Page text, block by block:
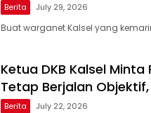
Berita July 29, 2026
Buat warganet Kalsel yang
Ketua DKB Kalsel
Tetap Berjalan
Berita July 22, 2026